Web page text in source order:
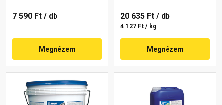
7 590 Ft / db
Megnézem
20 635 Ft / db
4 127 Ft / kg
Megnézem